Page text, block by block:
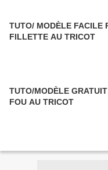
TUTO/ MODÈLE FACILE
FILLETTE AU TRICOT
TUTO/MODÈLE
FOU AU TRICOT